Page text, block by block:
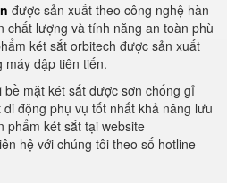
được sản xuất theo công nghệ hàn
chất lượng và tính năng an toàn phù
két sắt orbitech được sản xuất
máy dập tiên tiến.
mặt két sắt được sơn chống gỉ
động phụ vụ tốt nhất khả năng lưu
phẩm két sắt tại website
hệ với chúng tôi theo số hotline